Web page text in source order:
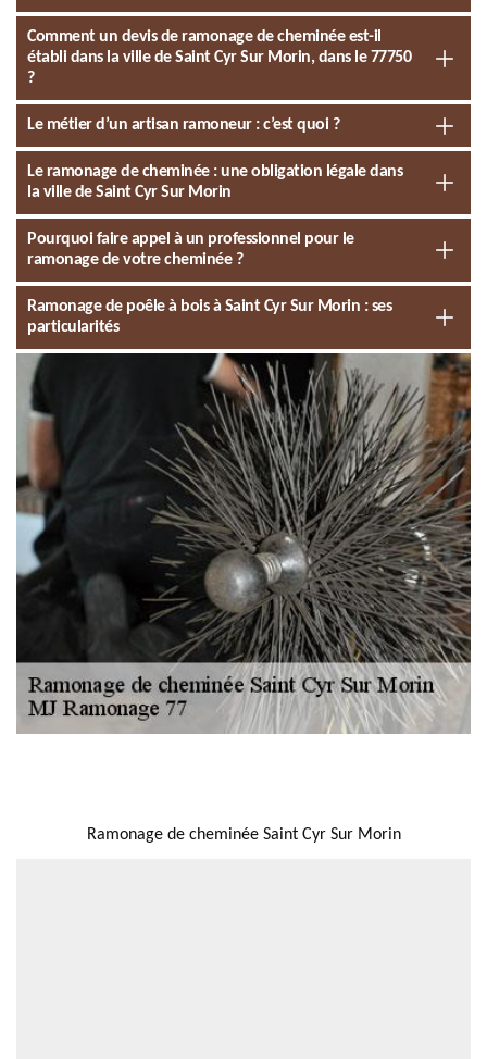
Comment un devis de ramonage de cheminée est-il
établi dans la ville de Saint Cyr Sur Morin, dans le 77750
?
Le métier d’un artisan ramoneur : c’est quoi ?
Le ramonage de cheminée : une obligation légale dans
la ville de Saint Cyr Sur Morin
Pourquoi faire appel à un professionnel pour le
ramonage de votre cheminée ?
Ramonage de poêle à bois à Saint Cyr Sur Morin : ses
particularités
Ramonage de cheminée Saint Cyr Sur Morin